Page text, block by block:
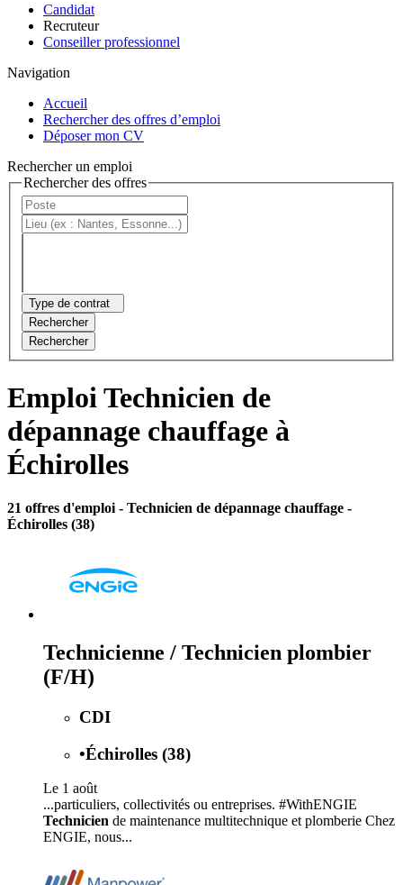
Candidat
Recruteur
Conseiller professionnel
Navigation
Accueil
Rechercher des offres d’emploi
Déposer mon CV
Rechercher un emploi
Rechercher des offres
Type de contrat
Rechercher
Rechercher
Emploi Technicien de
dépannage chauffage à
Échirolles
21 offres d'emploi - Technicien de dépannage chauffage -
Échirolles (38)
Technicienne / Technicien plombier
(F/H)
CDI
•Échirolles (38)
Le 1 août
...particuliers, collectivités ou entreprises. #WithENGIE
Technicien de maintenance multitechnique et plomberie Chez
ENGIE, nous...